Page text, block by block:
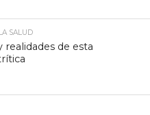
SALUD
de esta